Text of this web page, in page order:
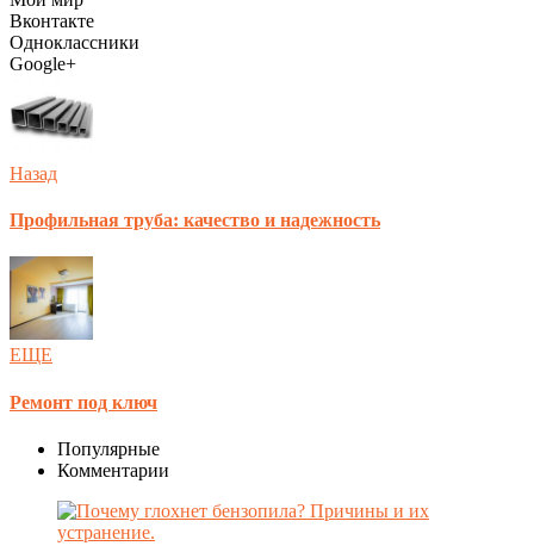
Вконтакте
Одноклассники
Google+
Назад
Профильная труба: качество и надежность
ЕЩЕ
Ремонт под ключ
Популярные
Комментарии